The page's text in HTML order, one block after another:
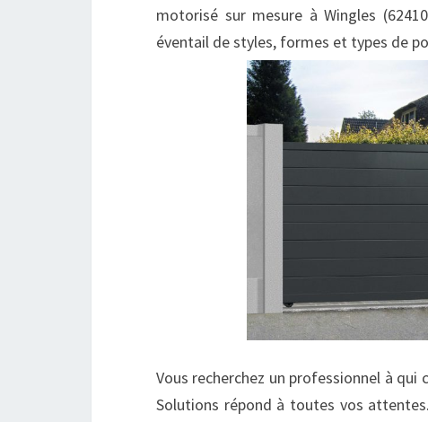
motorisé sur mesure à Wingles
éventail de styles, formes et types de
Vous recherchez un professionnel à
Solutions répond à toutes vos